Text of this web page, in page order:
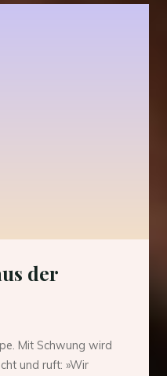
der
Mit Schwung wird
und ruft: »Wir